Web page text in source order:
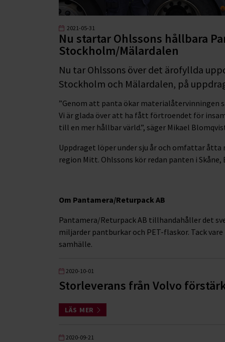
2021-05-31
Nu startar Ohlssons hållbara
Stockholm/Mälardalen
Nu tar Ohlssons över det ärofyllda
Stockholm och Mälardalen, på
”Genom att panta ökar materialåtervinningen
Vi är glada över att ha fått förtroendet för
till en mer hållbar värld.”, säger Mikael
Uppdraget löper under sju år och omfattar
region Mitt. Ohlssons kör redan panten i
Om Pantamera/Returpack AB
Pantamera/Returpack AB tillhandahåller det
miljarder pantburkar och PET-flaskor. Tack
samhälle.
2020-10-01
Storleverans från Volvo
LÄS MER
2020-09-21